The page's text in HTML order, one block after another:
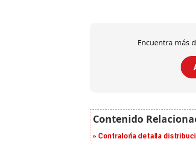
Encuentra más
Contraloría detalla